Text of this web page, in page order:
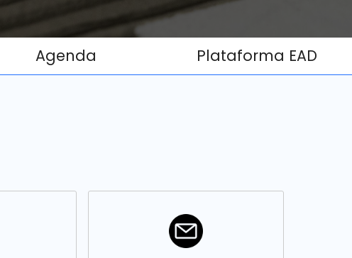
Agenda Plataforma EAD